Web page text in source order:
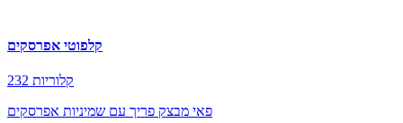
קלפוטי אפרסקים
232 קלוריות
פאי מבצק פריך עם שמיניות אפרסקים